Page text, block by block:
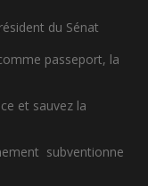
du Sénat
passeport, la
et sauvez la
subventionne